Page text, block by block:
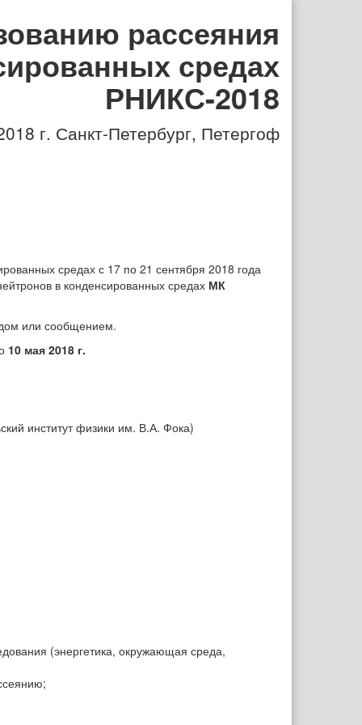
рассеяния
средах
РНИКС-2018
г. Санкт-Петербург, Петергоф
средах с 17 по 21 сентября 2018 года
в конденсированных средах МК
или сообщением.
10 мая 2018 г.
институт физики им. В.А. Фока)
(энергетика, окружающая среда,